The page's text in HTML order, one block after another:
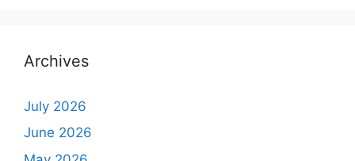
Archives
July 2026
June 2026